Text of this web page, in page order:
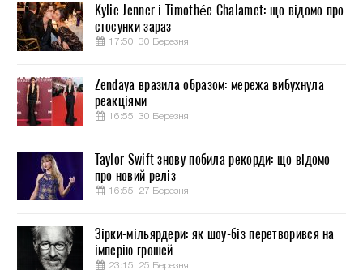
Kylie Jenner і Timothée Chalamet: що відомо про
стосунки зараз
17:50, 30 Березня
Zendaya вразила образом: мережа вибухнула
реакціями
16:55, 30 Березня
Taylor Swift знову побила рекорди: що відомо
про новий реліз
16:55, 27 Березня
Зірки-мільярдери: як шоу-біз перетворився на
імперію грошей
23:15, 25 Березня